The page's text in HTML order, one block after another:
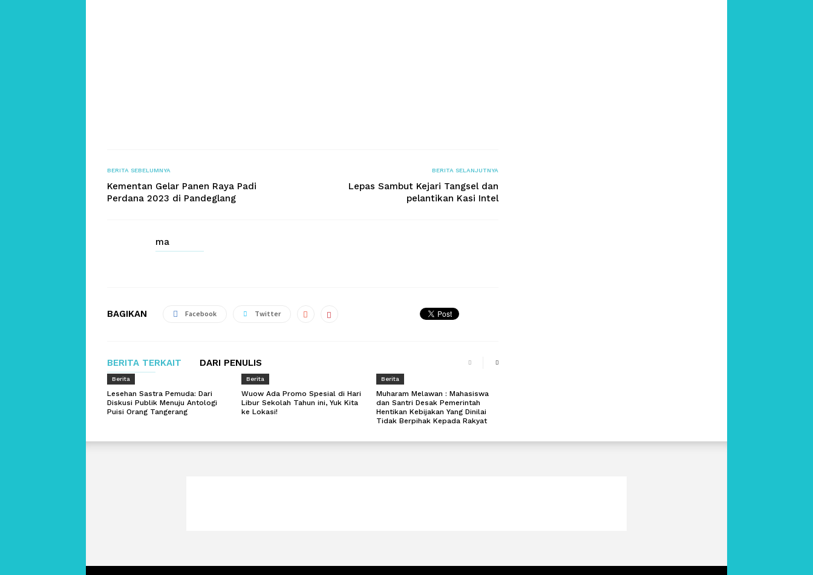
BERITA SEBELUMNYA
Kementan Gelar Panen Raya Padi
Perdana 2023 di Pandeglang
BERITA SELANJUTNYA
Lepas Sambut Kejari Tangsel dan
pelantikan Kasi Intel
ma
BAGIKAN Facebook Twitter
BERITA TERKAIT DARI PENULIS
Berita
Lesehan Sastra Pemuda: Dari
Diskusi Publik Menuju Antologi
Puisi Orang Tangerang
Berita
Wuow Ada Promo Spesial di Hari
Libur Sekolah Tahun ini, Yuk Kita
ke Lokasi!
Berita
Muharam Melawan : Mahasiswa
dan Santri Desak Pemerintah
Hentikan Kebijakan Yang Dinilai
Tidak Berpihak Kepada Rakyat